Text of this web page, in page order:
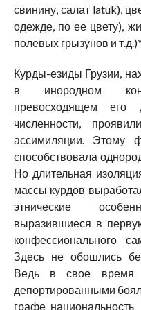
свинину, салат latuk),
одежде, по ее цвету),
полевых грызунов и т.д.)*.
Курды-езиды Грузии,
в инородном
превосходящем
численности,
ассимиляции. Этому
способствовала
Но длительная
массы курдов
этнические
выразившиеся в
конфессионального
Здесь не обошлись
Ведь в свое время
депортированными
графе